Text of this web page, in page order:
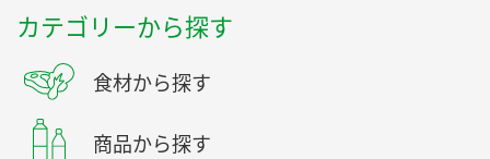
カテゴリーから探す
食材から探す
商品から探す